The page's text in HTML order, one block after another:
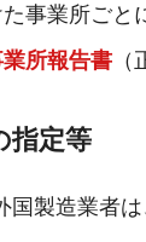
事業所ごと
所報告書（
指定等
製造業者